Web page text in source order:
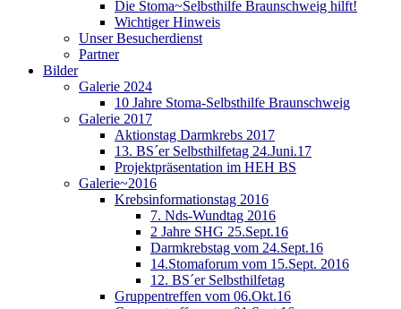
Die Stoma~Selbsthilfe Braunschweig hilft!
Wichtiger Hinweis
Unser Besucherdienst
Partner
Bilder
Galerie 2024
10 Jahre Stoma-Selbsthilfe Braunschweig
Galerie 2017
Aktionstag Darmkrebs 2017
13. BS´er Selbsthilfetag 24.Juni.17
Projektpräsentation im HEH BS
Galerie~2016
Krebsinformationstag 2016
7. Nds-Wundtag 2016
2 Jahre SHG 25.Sept.16
Darmkrebstag vom 24.Sept.16
14.Stomaforum vom 15.Sept. 2016
12. BS´er Selbsthilfetag
Gruppentreffen vom 06.Okt.16